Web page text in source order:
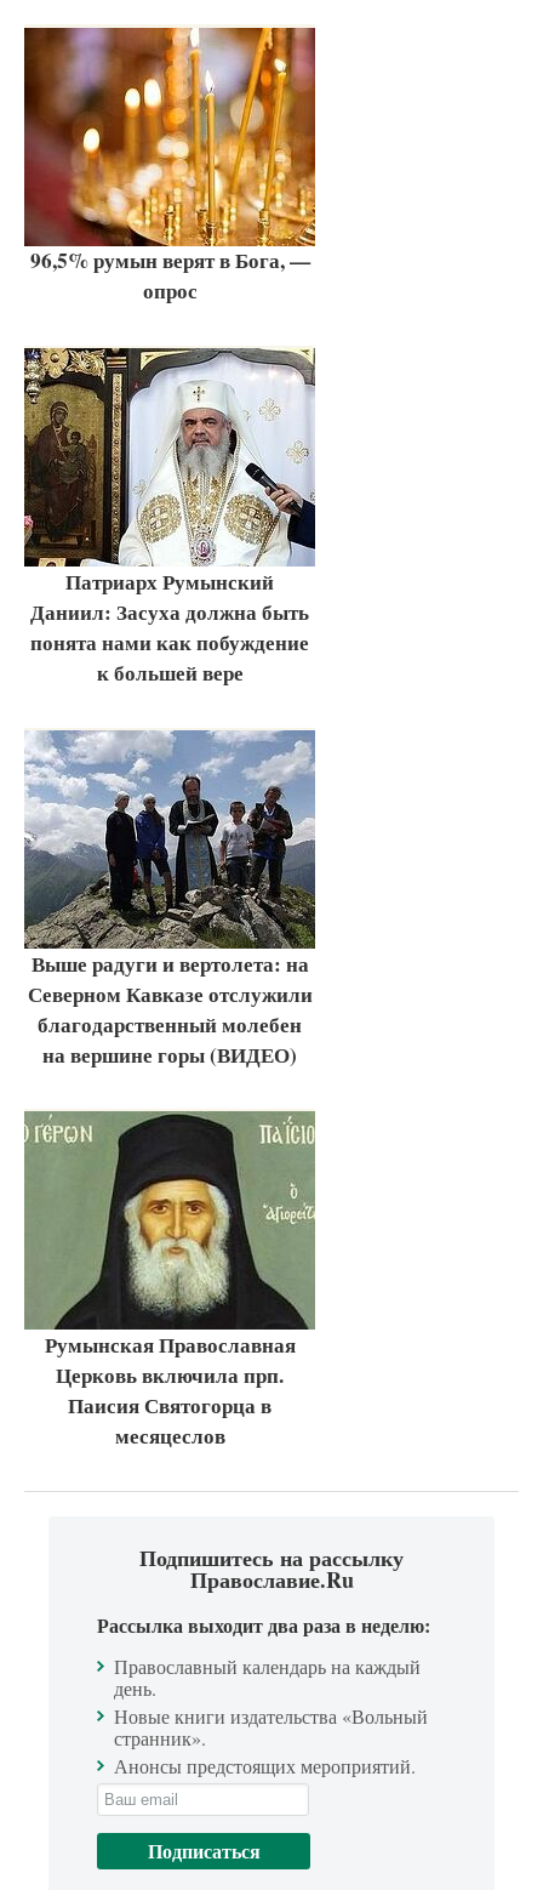
96,5% румын верят в Бога, —
опрос
Патриарх Румынский
Даниил: Засуха должна быть
понята нами как побуждение
к большей вере
Выше радуги и вертолета: на
Северном Кавказе отслужили
благодарственный молебен
на вершине горы (ВИДЕО)
Румынская Православная
Церковь включила прп.
Паисия Святогорца в
месяцеслов
Подпишитесь на рассылку
Православие.Ru
Рассылка выходит два раза в неделю:
Православный календарь на каждый
день.
Новые книги издательства «Вольный
странник».
Анонсы предстоящих мероприятий.